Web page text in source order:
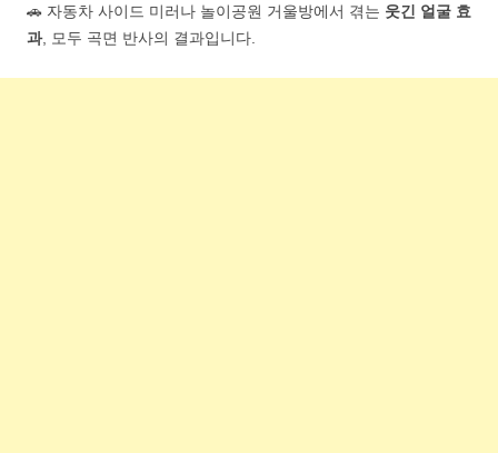
🚗 자동차 사이드 미러나 놀이공원 거울방에서 겪는 웃긴 얼굴 효
과, 모두 곡면 반사의 결과입니다.